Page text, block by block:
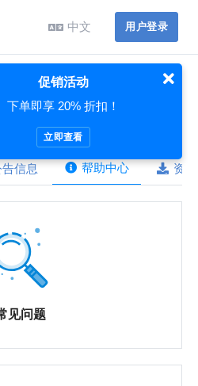
中文 用户登录
信息 帮助中心 资
见问题
促销活动
下单即享 20% 折扣！
立即查看